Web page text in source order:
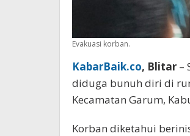
Evakuasi korban.
KabarBaik.co, Blitar –
diduga bunuh diri di
Kecamatan Garum,
Korban diketahui